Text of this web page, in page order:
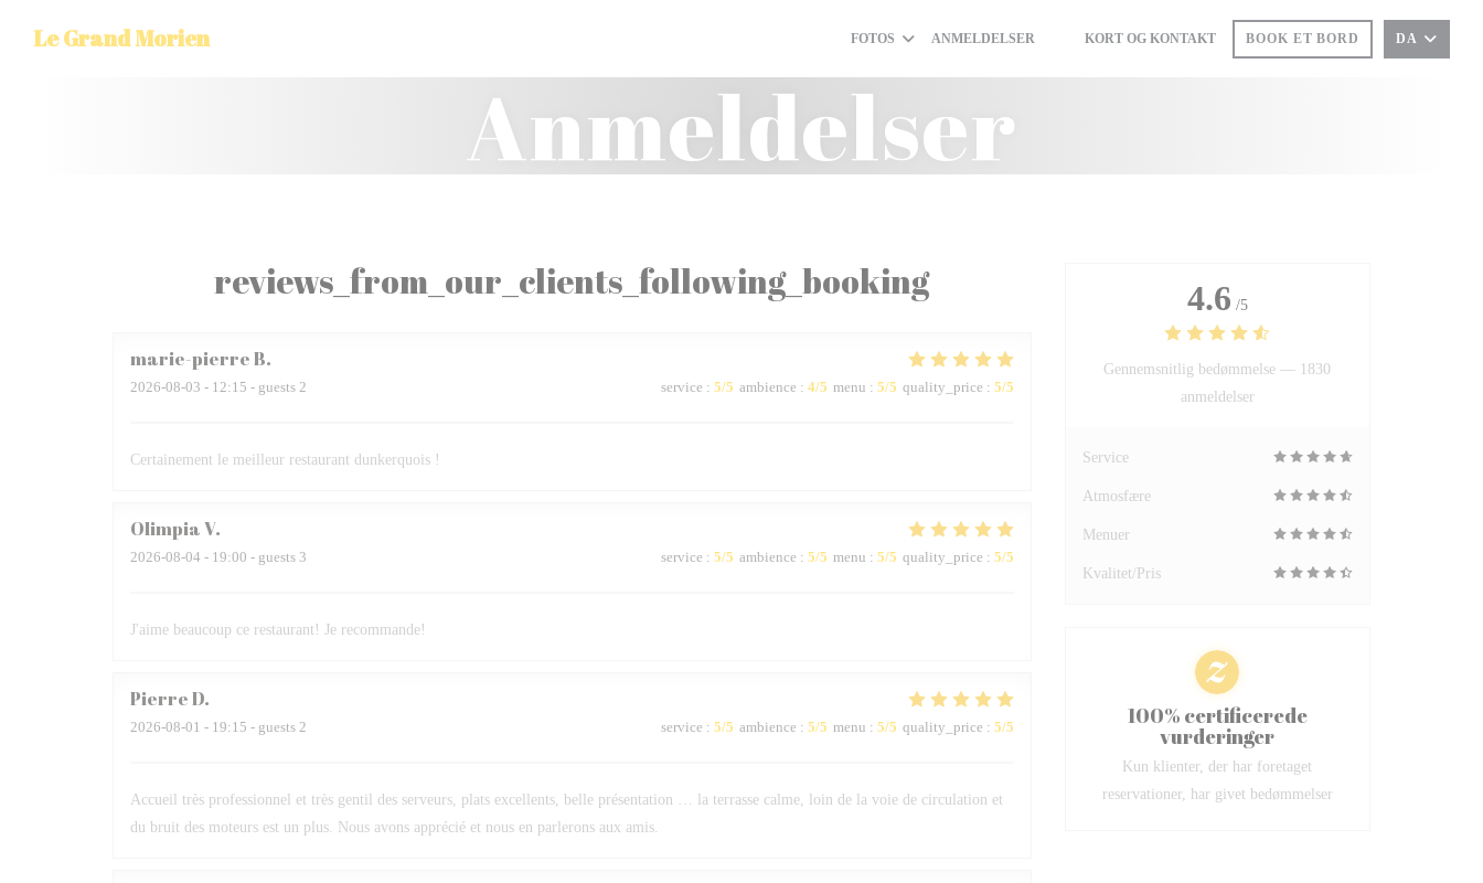
Le Grand Morien FOTOS ANMELDELSER KORT OG KONTAKT BOOK ET BORD DA
Anmeldelser
reviews_from_our_clients_following_booking
marie-pierreB
2026-08-03 - 12:15 - guests 2 service : 5/5 ambience : 4/5 menu : 5/5 quality_price : 5/5
Certainement le meilleur restaurant dunkerquois !
OlimpiaV
2026-08-04 - 19:00 - guests 3 service : 5/5 ambience : 5/5 menu : 5/5 quality_price : 5/5
J'aime beaucoup ce restaurant! Je recommande!
PierreD
2026-08-01 - 19:15 - guests 2 service : 5/5 ambience : 5/5 menu : 5/5 quality_price : 5/5
Accueil très professionnel et très gentil des serveurs, plats excellents, belle présentation … la terrasse calme, loin de la voie de circulation et
du bruit des moteurs est un plus. Nous avons apprécié et nous en parlerons aux amis.
4.6 /5
Gennemsnitlig bedømmelse — 1830
anmeldelser
Service
Atmosfære
Menuer
Kvalitet/Pris
100% certificerede
vurderinger
Kun klienter, der har foretaget
reservationer, har givet bedømmelser